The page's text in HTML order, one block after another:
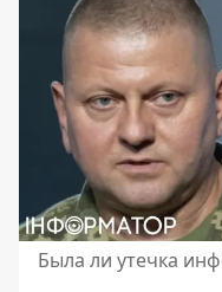
Была ли утечка